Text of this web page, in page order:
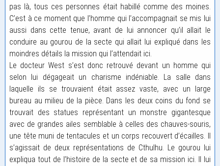
pas là, tous ces personnes était habillé comme des moines.
C’est à ce moment que l’homme qui l’accompagnait se mis lui
aussi dans cette tenue, avant de lui annoncer qu’il allait le
conduire au gourou de la secte qui allait lui expliqué dans les
moindres détails la mission qui l’attendait ici.
Le docteur West s’est donc retrouvé devant un homme qui
selon lui dégageait un charisme indéniable. La salle dans
laquelle ils se trouvaient était assez vaste, avec un large
bureau au milieu de la pièce. Dans les deux coins du fond se
trouvait des statues représentant un monstre gigantesque
avec de grandes ailes semblable à celles des chauves-souris,
une tête muni de tentacules et un corps recouvert d’écailles. Il
s’agissait de deux représentations de Cthulhu. Le gourou lui
expliqua tout de l’histoire de la secte et de sa mission ici. Il lui